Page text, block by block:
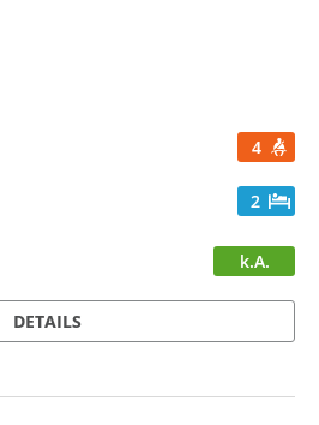
4
2
k.A.
DETAILS